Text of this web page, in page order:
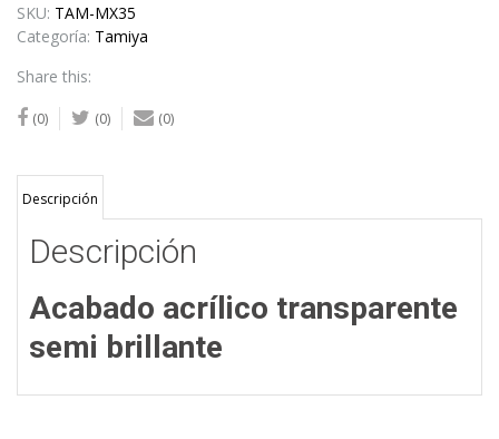
SKU: TAM-MX35
Categoría: Tamiya
Share this:
(0) (0) (0)
Descripción
Descripción
Acabado acrílico transparente
semi brillante